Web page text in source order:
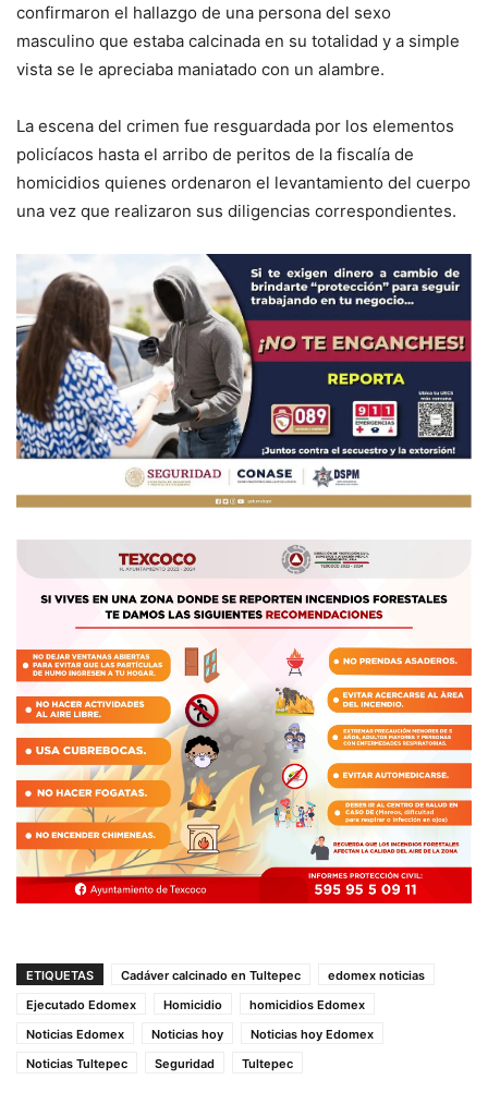
confirmaron el hallazgo de una persona del sexo
masculino que estaba calcinada en su totalidad y a simple
vista se le apreciaba maniatado con un alambre.
La escena del crimen fue resguardada por los elementos
policíacos hasta el arribo de peritos de la fiscalía de
homicidios quienes ordenaron el levantamiento del cuerpo
una vez que realizaron sus diligencias correspondientes.
ETIQUETAS Cadáver calcinado en Tultepec
edomex noticias
Ejecutado Edomex
Homicidio
homicidios Edomex
Noticias Edomex
Noticias hoy
Noticias hoy Edomex
Noticias Tultepec
Seguridad Tultepec